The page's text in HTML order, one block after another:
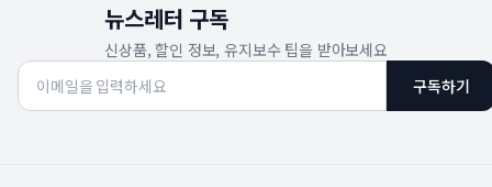
뉴스레터 구독
신상품, 할인 정보, 유지보수 팁을 받아보세요
구독하기